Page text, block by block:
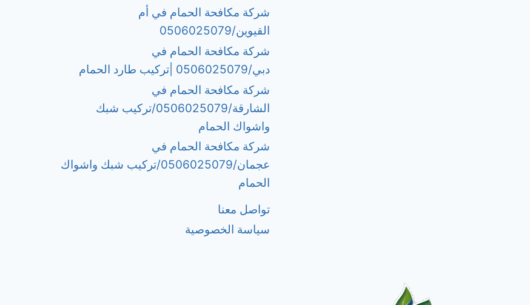
شركة مكافحة الحمام في أم
القيوين/0506025079
شركة مكافحة الحمام في
دبي/0506025079 |تركيب طارد الحمام
شركة مكافحة الحمام في
الشارقة/0506025079/تركيب شبك
واشواك الحمام
شركة مكافحة الحمام في
عجمان/0506025079/تركيب شبك واشواك
الحمام
تواصل معنا
سياسة الخصوصية